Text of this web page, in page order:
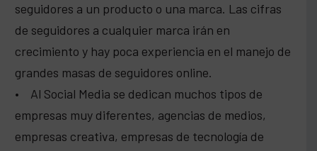
seguidores a un producto o una marca. Las cifras
de seguidores a cualquier marca irán en
crecimiento y hay poca experiencia en el manejo de
grandes masas de seguidores online.
• Al Social Media se dedican muchos tipos de
empresas muy diferentes, agencias de medios,
empresas creativa, empresas de tecnología de